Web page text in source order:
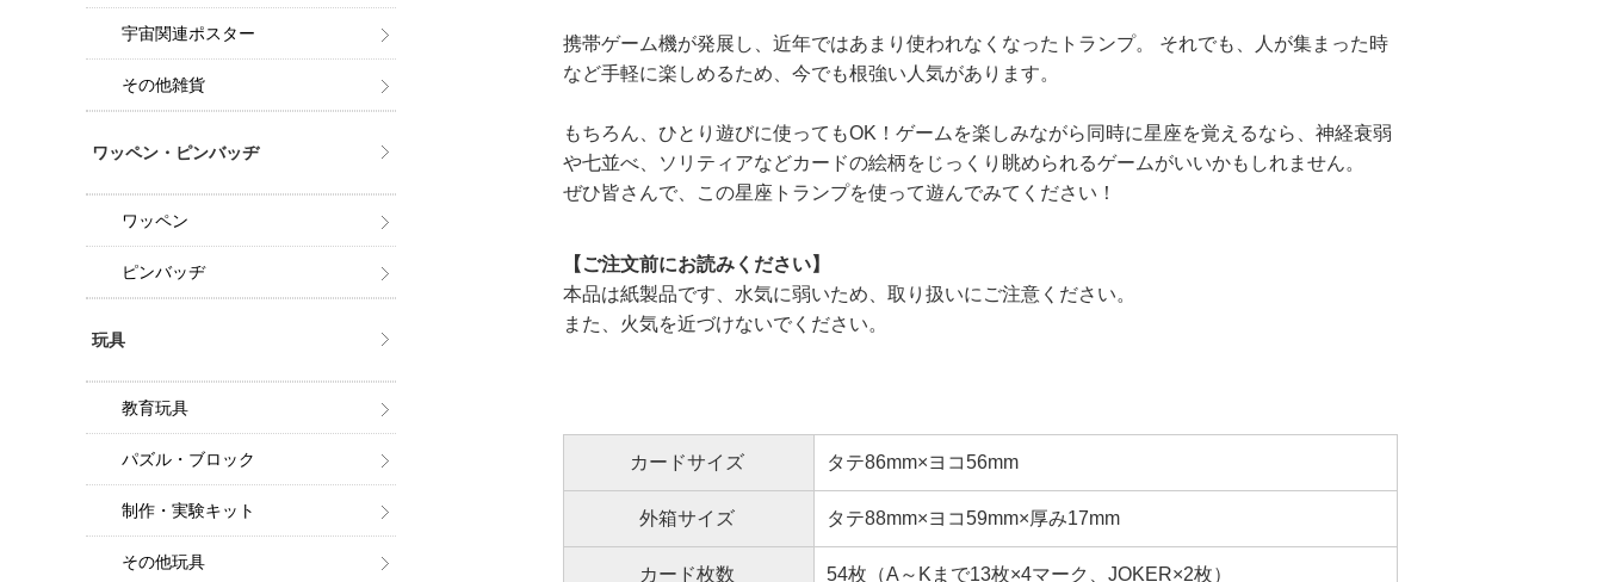
携帯ゲーム機が発展し、近年ではあまり使われなくなったトランプ。 それでも、人が集まった時
など手軽に楽しめるため、今でも根強い人気があります。
もちろん、ひとり遊びに使ってもOK！ゲームを楽しみながら同時に星座を覚えるなら、神経衰弱
や七並べ、ソリティアなどカードの絵柄をじっくり眺められるゲームがいいかもしれません。
ぜひ皆さんで、この星座トランプを使って遊んでみてください！
【ご注文前にお読みください】
本品は紙製品です、水気に弱いため、取り扱いにご注意ください。
また、火気を近づけないでください。
カードサイズ タテ86mm×ヨコ56mm
外箱サイズ タテ88mm×ヨコ59mm×厚み17mm
カード枚数 54枚（A～Kまで13枚×4マーク、JOKER×2枚）
宇宙関連ポスター
その他雑貨
ワッペン・ピンバッヂ
ワッペン
ピンバッヂ
玩具
教育玩具
パズル・ブロック
制作・実験キット
その他玩具